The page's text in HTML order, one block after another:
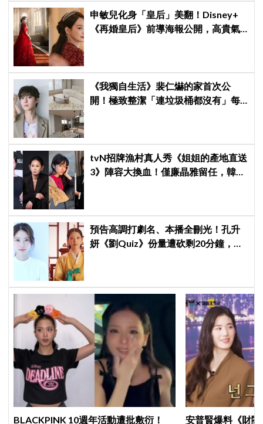
申敏兒化身「皇后」美翻！Disney+
《再婚皇后》前導海報公開，高貴氣
《我獨自生活》裴仁爀的家首次公
開！極致整潔「連垃圾桶都沒有」每
tvN招牌漁村真人秀《姐姐的產地直送
3》陣容大換血！僅廉晶雅留任，韓媒
預告高調打劇名、本播全刪光！孔升
妍《劉Quiz》份量遭砍剩20分鐘，
BLACKPINK 10週年活動遭批敷衍！
安普賢爆料《財